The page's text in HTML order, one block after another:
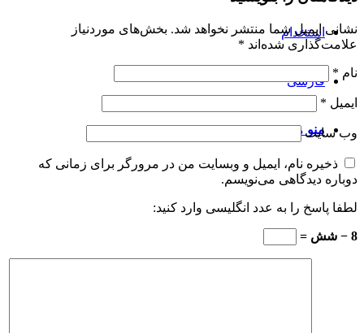
استخدام
فارسی
منو منو
نشانی ایمیل شما منتشر نخواهد شد. بخش‌های موردنیاز
علامت‌گذاری شده‌اند *
نام *
ایمیل *
وب‌ سایت
ذخیره نام، ایمیل و وبسایت من در مرورگر برای زمانی که
دوباره دیدگاهی می‌نویسم.
لطفا پاسخ را به عدد انگلیسی وارد کنید:
8 − شش =